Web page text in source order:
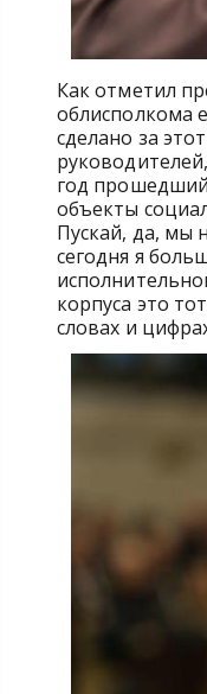
Как отметил
облисполкома
сделано за
год
объекты
Пускай, да, мы
сегодня я
корпуса это
словах и